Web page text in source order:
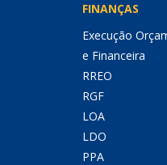
FINANÇAS
Execução
e Financeira
RREO
RGF
LOA
LDO
PPA